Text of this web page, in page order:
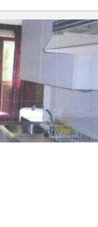
KV 1415
à pied du centre de
étage d'un immeuble